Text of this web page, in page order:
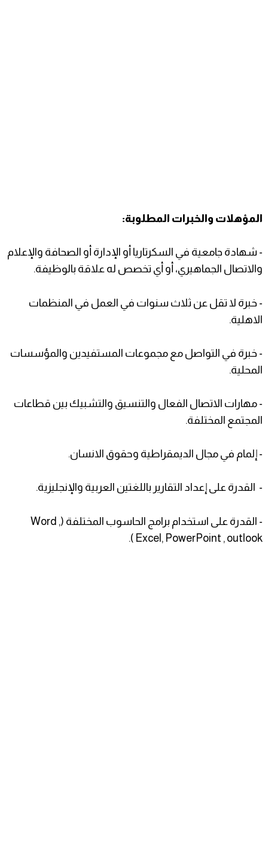
المؤهلات والخبرات المطلوبة:
- شهادة جامعية في السكرتاريا أو الإدارة أو الصحافة والإعلام
والاتصال الجماهيري، أو أي تخصص له علاقة بالوظيفة.
- خبرة لا تقل عن ثلاث سنوات في العمل في المنظمات
الاهلية.
- خبرة في التواصل مع مجموعات المستفيدين والمؤسسات
المحلية.
- مهارات الاتصال الفعال والتنسيق والتشبيك بين قطاعات
المجتمع المختلفة.
- إلمام في مجال الديمقراطية وحقوق الانسان.
- القدرة على إعداد التقارير باللغتين العربية والإنجليزية.
- القدرة على استخدام برامج الحاسوب المختلفة (Word ,
Excel, PowerPoint , outlook ).